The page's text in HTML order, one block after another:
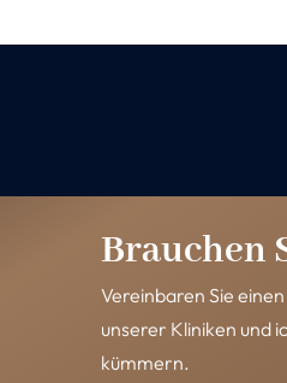
Brauchen
Vereinbaren Sie
unserer Kliniken und
kümmern.